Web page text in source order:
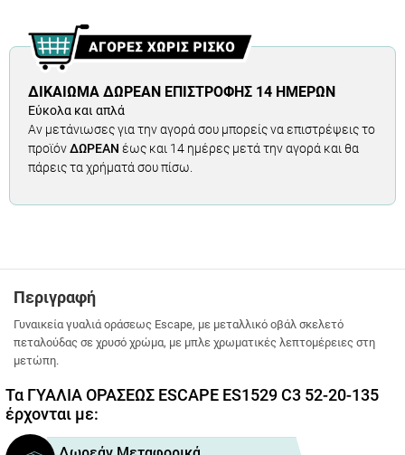
ΔΙΚΑΊΩΜΑ ΔΩΡΕΆΝ ΕΠΙΣΤΡΟΦΉΣ 14 ΗΜΕΡΏΝ
Εύκολα και απλά
Αν μετάνιωσες για την αγορά σου μπορείς να επιστρέψεις το
προϊόνΔΩΡΕΑΝ έως και 14 ημέρες μετά την αγορά και θα
πάρεις τα χρήματά σου πίσω.
Περιγραφή
Γυναικεία γυαλιά οράσεως Escape, με μεταλλικό οβάλ σκελετό
πεταλούδας σε χρυσό χρώμα, με μπλε χρωματικές λεπτομέρειες στη
μετώπη.
Τα ΓΥΑΛΙΑ ΟΡΑΣΕΩΣ ESCAPE ES1529 C3 52-20-135
έρχονται με: